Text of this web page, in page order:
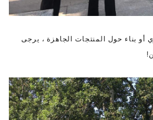
أو بناء حول المنتجات الجاهزة ، يرجى